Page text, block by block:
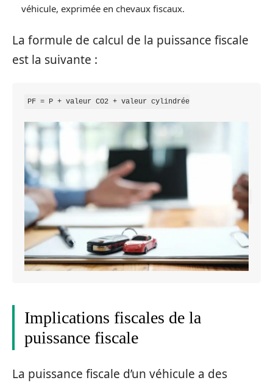
véhicule, exprimée en chevaux fiscaux.
La formule de calcul de la puissance fiscale
est la suivante :
PF = P + valeur CO2 + valeur cylindrée
Implications fiscales de la
puissance fiscale
La puissance fiscale d’un véhicule a des